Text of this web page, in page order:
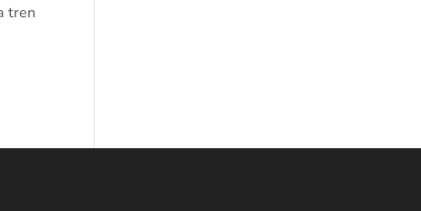
tren